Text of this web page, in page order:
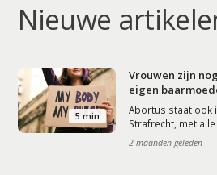
Nieuwe
5 min
Vrouwen zijn
eigen
Abortus staat ook
Strafrecht, met
2 maanden geleden